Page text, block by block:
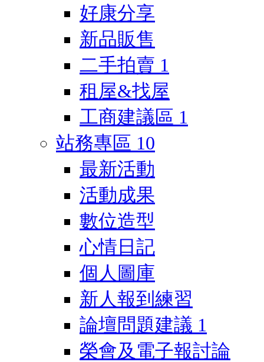
好康分享
新品販售
二手拍賣 1
租屋&找屋
工商建議區 1
站務專區 10
最新活動
活動成果
數位造型
心情日記
個人圖庫
新人報到練習
論壇問題建議 1
榮會及電子報討論